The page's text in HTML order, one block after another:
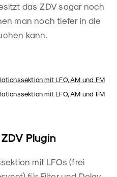
das ZDV sogar noch
man noch tiefer in die
kann.
mit LFO, AM und FM
Plugin
mit LFOs (frei